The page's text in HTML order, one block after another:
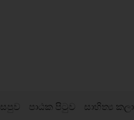
පාඨක පිටුව සාහිත්‍ය කලා